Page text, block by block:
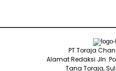
PT Toraja
Alamat Redaksi Jln.
Tana Toraja,